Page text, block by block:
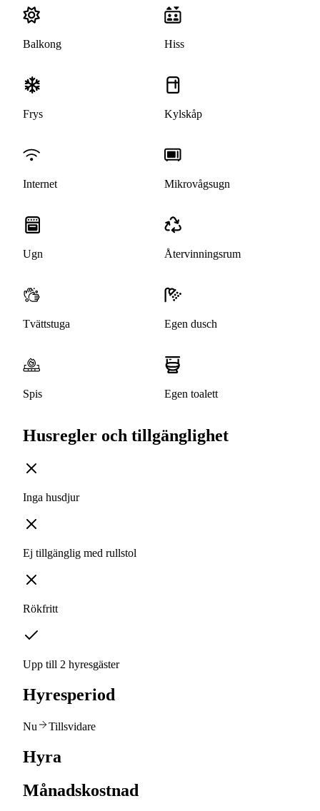
Balkong Hiss
Frys Kylskåp
Internet Mikrovågsugn
Ugn Återvinningsrum
Tvättstuga Egen dusch
Spis Egen toalett
Husregler och tillgänglighet
Inga husdjur
Ej tillgänglig med rullstol
Rökfritt
Upp till 2 hyresgäster
Hyresperiod
Nu Tillsvidare
Hyra
Månadskostnad